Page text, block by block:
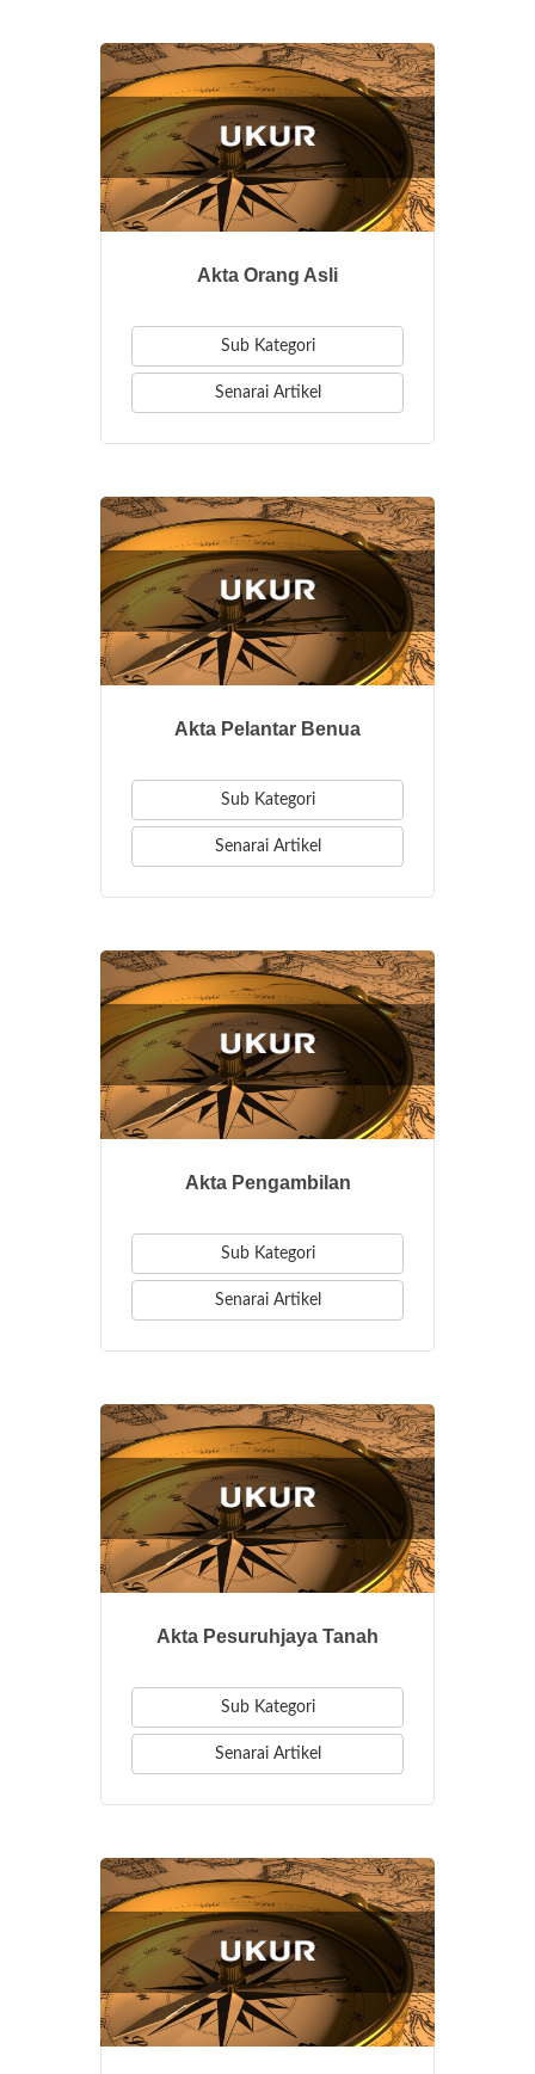
Akta Orang Asli
Sub Kategori
Senarai Artikel
Akta Pelantar Benua
Sub Kategori
Senarai Artikel
Akta Pengambilan
Sub Kategori
Senarai Artikel
Akta Pesuruhjaya Tanah
Sub Kategori
Senarai Artikel